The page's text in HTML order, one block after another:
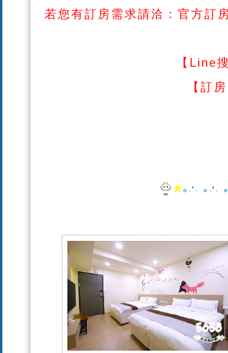
若您有訂房需求請洽： 官方訂
【Line搜尋
【訂房電話：
*電話接聽時間